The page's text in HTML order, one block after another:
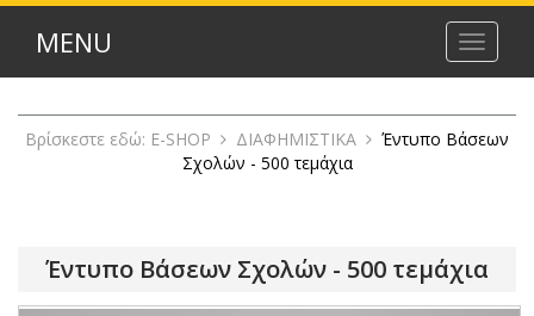
Toggle
MENU
Βρίσκεστε εδώ: E-SHOP ΔΙΑΦΗΜΙΣΤΙΚΑ
Έντυπο Βάσεων
Σχολών - 500 τεμάχια
Έντυπο Βάσεων Σχολών - 500 τεμάχια